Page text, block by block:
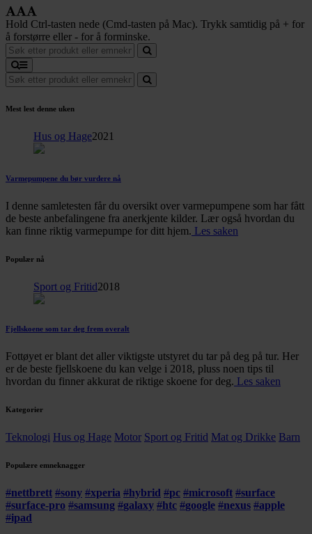
Hold Ctrl-tasten nede (Cmd-tasten på Mac). Trykk samtidig på + for
å forstørre eller - for å forminske.
Mest lest denne uken
Hus og Hage2021
Varmepumpene du bør vurdere nå
I denne samletesten får du oversikt over varmepumpene som har fått
de beste anbefalingene fra anerkjente kilder. Lær også hvordan du
kan finne riktig varmepumpe for ditt hjem. Les saken
Populær nå
Sport og Fritid2018
Fjellskoene som tar deg frem overalt
Fottøyet er blant det aller viktigste utstyret du tar på deg på tur. Her
er de beste fjellskoene du kan velge i 2018, pluss noen tips til
hvordan du finner akkurat de riktige skoene for deg. Les saken
Kategorier
Teknologi Hus og Hage Motor Sport og Fritid Mat og Drikke Barn
Populære emneknagger
#nettbrett #sony #xperia #hybrid #pc #microsoft #surface
#surface-pro #samsung #galaxy #htc #google #nexus #apple
#ipad